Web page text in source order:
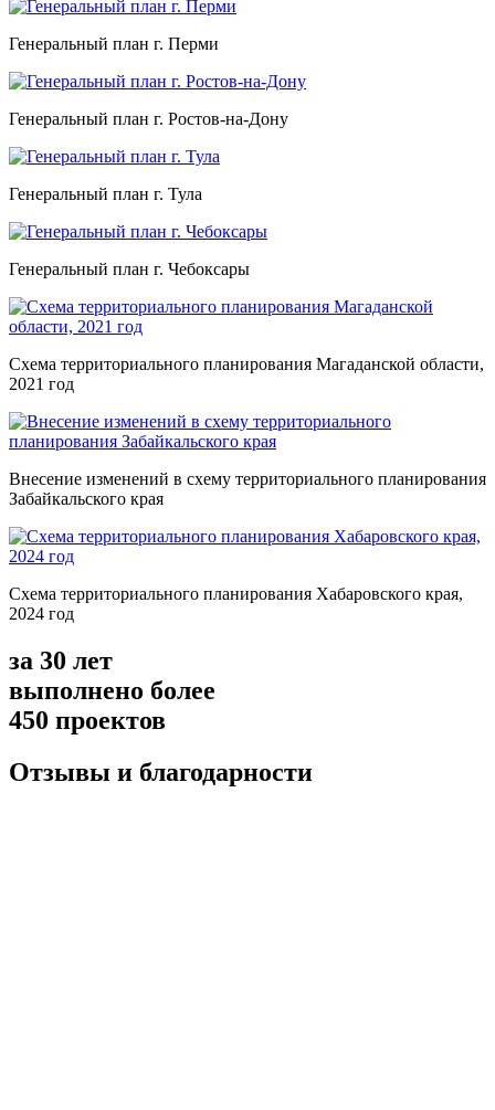
Генеральный план г. Перми
Генеральный план г. Ростов-на-Дону
Генеральный план г. Тула
Генеральный план г. Чебоксары
Схема территориального планирования Магаданской области,
2021 год
Внесение изменений в схему территориального планирования
Забайкальского края
Схема территориального планирования Хабаровского края,
2024 год
за 30 лет
выполнено более
450 проектов
Отзывы и благодарности